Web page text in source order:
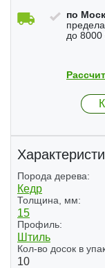
по
до 8000
Порода дерева:
Кедр
Толщина, мм:
15
Профиль:
Штиль
Кол-во досок в
10